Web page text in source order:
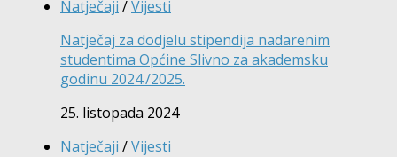
Natječaji /Vijesti
Natječaj za dodjelu stipendija nadarenim
studentima Općine Slivno za akademsku
godinu 2024./2025.
25. listopada 2024
Natječaji /Vijesti